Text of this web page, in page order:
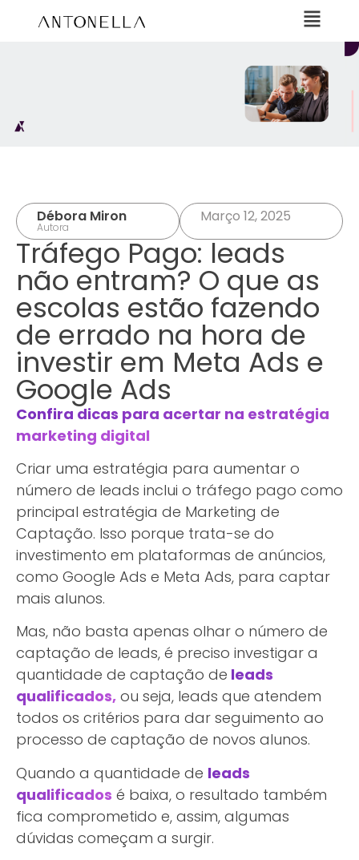
Débora Miron
Autora
Março 12, 2025
Tráfego Pago: leads
não entram? O que as
escolas estão fazendo
de errado na hora de
investir em Meta Ads e
Google Ads
Confira dicas para acertar na estratégia
marketing digital
Criar uma estratégia para aumentar o
número de leads inclui o tráfego pago como
principal estratégia de Marketing de
Captação. Isso porque trata-se do
investimento em plataformas de anúncios,
como Google Ads e Meta Ads, para captar
mais alunos.
Mas, não basta apenas olhar o número de
captação de leads, é preciso investigar a
quantidade de captação de leads
qualificados, ou seja, leads que atendem
todos os critérios para dar seguimento ao
processo de captação de novos alunos.
Quando a quantidade de leads
qualificados é baixa, o resultado também
fica comprometido e, assim, algumas
dúvidas começam a surgir.